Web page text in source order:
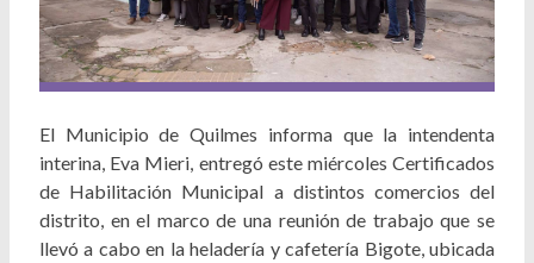
El Municipio de Quilmes informa que la intendenta
interina, Eva Mieri, entregó este miércoles Certificados
de Habilitación Municipal a distintos comercios del
distrito, en el marco de una reunión de trabajo que se
llevó a cabo en la heladería y cafetería Bigote, ubicada